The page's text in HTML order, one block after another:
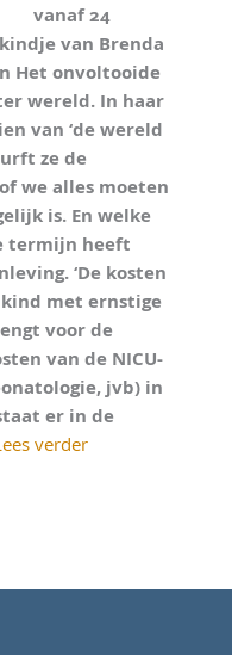
vanaf 24
van Brenda
Het onvoltooide
wereld. In haar
van ‘de wereld
ze de
we alles moeten
is. En welke
termijn heeft
‘De kosten
met ernstige
voor de
van de NICU-
jvb) in
er in de
verder